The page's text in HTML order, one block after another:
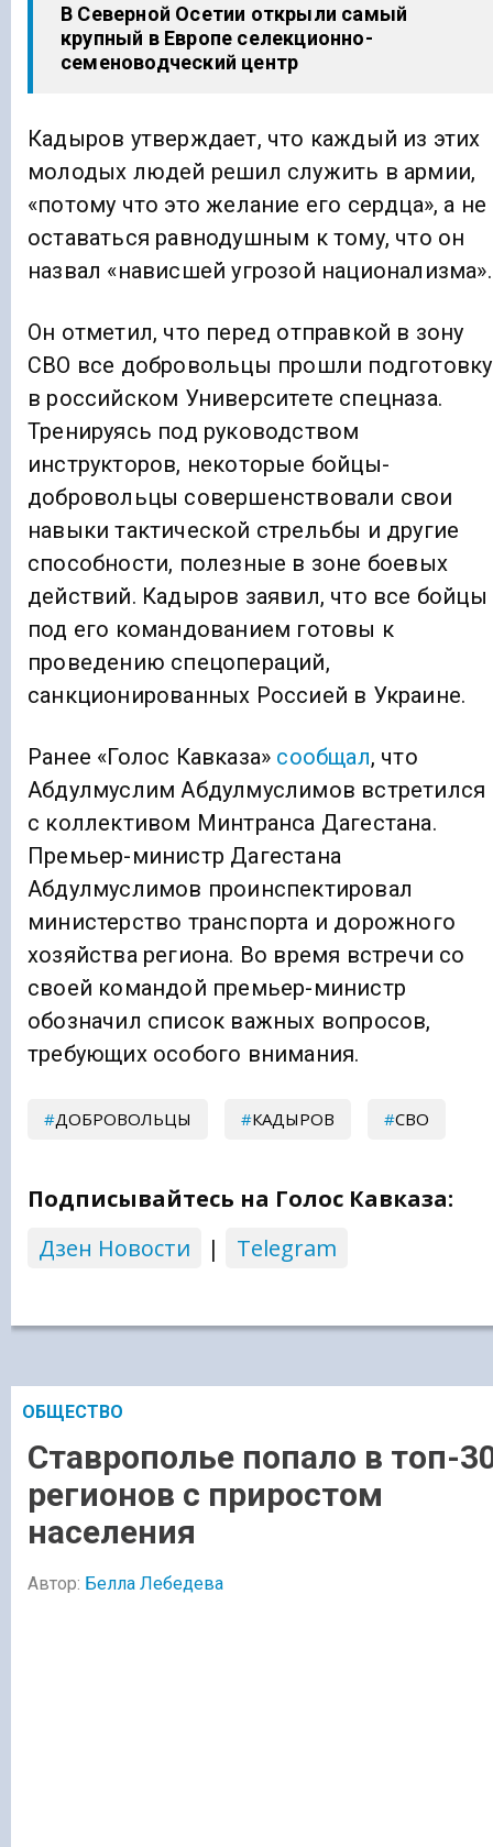
В Северной Осетии открыли самый
крупный в Европе селекционно-
семеноводческий центр
Кадыров утверждает, что каждый из этих
молодых людей решил служить в армии,
«потому что это желание его сердца», а не
оставаться равнодушным к тому, что он
назвал «нависшей угрозой национализма».
Он отметил, что перед отправкой в зону
СВО все добровольцы прошли подготовку
в российском Университете спецназа.
Тренируясь под руководством
инструкторов, некоторые бойцы-
добровольцы совершенствовали свои
навыки тактической стрельбы и другие
способности, полезные в зоне боевых
действий. Кадыров заявил, что все бойцы
под его командованием готовы к
проведению спецопераций,
санкционированных Россией в Украине.
Ранее «Голос Кавказа» сообщал, что
Абдулмуслим Абдулмуслимов встретился
с коллективом Минтранса Дагестана.
Премьер-министр Дагестана
Абдулмуслимов проинспектировал
министерство транспорта и дорожного
хозяйства региона. Во время встречи со
своей командой премьер-министр
обозначил список важных вопросов,
требующих особого внимания.
ДОБРОВОЛЬЦЫ КАДЫРОВ СВО
Подписывайтесь на Голос Кавказа:
Дзен Новости
| Telegram
ОБЩЕСТВО
Ставрополье попало в топ-
регионов с приростом
населения
Автор: Белла Лебедева